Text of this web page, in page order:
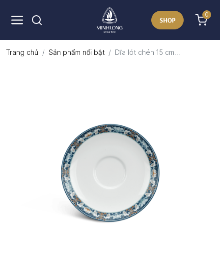
SHOP
0
Trang chủ Sản phẩm nổi bật Dĩa lót chén 15 cm...